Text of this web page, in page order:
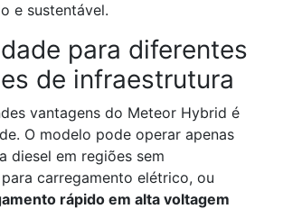
e sustentável.
para diferentes
de infraestrutura
vantagens do Meteor Hybrid é
O modelo pode operar apenas
diesel em regiões sem
carregamento elétrico, ou
rápido em alta voltagem